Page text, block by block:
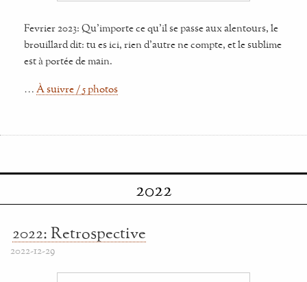
Fevrier 2023: Qu'importe ce qu'il se passe aux alentours, le
brouillard dit: tu es ici, rien d'autre ne compte, et le sublime
est à portée de main.
… À suivre / 5 photos
2022
2022: Retrospective
2022-12-29